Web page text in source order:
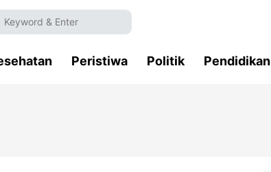
Peristiwa Politik Pendidikan